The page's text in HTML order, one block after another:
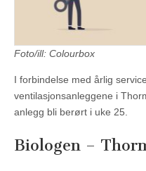
Foto/ill: Colourbox
I forbindelse med årlig
ventilasjonsanleggene i
anlegg bli berørt i uke 25.
Biologen –